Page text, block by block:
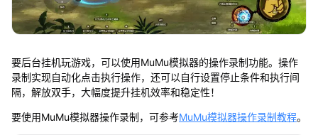
要后台挂机玩游戏，可以使用MuMu模拟器的操作录制功能。操作
录制实现自动化点击执行操作，还可以自行设置停止条件和执行间
隔，解放双手，大幅度提升挂机效率和稳定性！
要使用MuMu模拟器操作录制，可参考MuMu模拟器操作录制教程。